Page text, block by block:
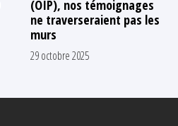
(OIP), nos témoignages
ne traverseraient pas les
murs
29 octobre 2025